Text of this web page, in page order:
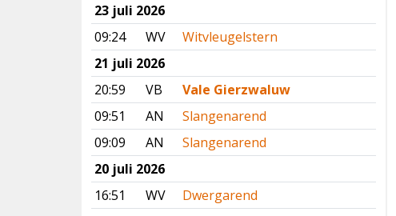
23 juli 2026
09:24
WV
Witvleugelstern
21 juli 2026
20:59
VB
Vale Gierzwaluw
09:51
AN
Slangenarend
09:09
AN
Slangenarend
20 juli 2026
16:51
WV
Dwergarend